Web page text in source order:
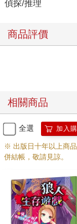
整理瀏海蓋住雙眼，
看色彩箱吧！請到
了。」
參加者魚貫出發，
「小隼，你的脖子怎
見。
小兔緩步走來，把臉
會癢嗎？」
其他參加者已走遠，
「不會啊！怎麼辦
「小隼。」
不知何時，小兔的雙
她用雙手抱住我的
我的思緒停滯，視
（呃……）
唉！騙人的吧？
偵探/推理
商品評價
相關商品
全選 加入
※ 出版日十年以上商
併結帳，敬請見諒。